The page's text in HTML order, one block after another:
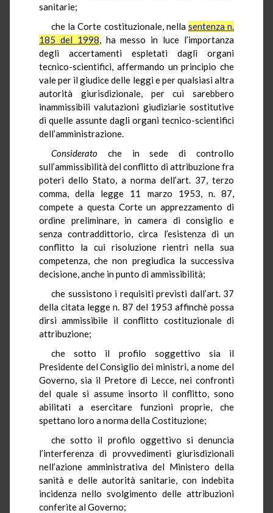
sanitarie;
che la Corte costituzionale, nella sentenza n.
185 del 1998, ha messo in luce l’importanza
degli accertamenti espletati dagli organi
tecnico-scientifici, affermando un principio che
vale per il giudice delle leggi e per qualsiasi altra
autorità giurisdizionale, per cui sarebbero
inammissibili valutazioni giudiziarie sostitutive
di quelle assunte dagli organi tecnico-scientifici
dell’amministrazione.
Considerato che in sede di controllo
sull’ammissibilità del conflitto di attribuzione fra
poteri dello Stato, a norma dell’art. 37, terzo
comma, della legge 11 marzo 1953, n. 87,
compete a questa Corte un apprezzamento di
ordine preliminare, in camera di consiglio e
senza contraddittorio, circa l’esistenza di un
conflitto la cui risoluzione rientri nella sua
competenza, che non pregiudica la successiva
decisione, anche in punto di ammissibilità;
che sussistono i requisiti previsti dall’art. 37
della citata legge n. 87 del 1953 affinchè possa
dirsi ammissibile il conflitto costituzionale di
attribuzione;
che sotto il profilo soggettivo sia il
Presidente del Consiglio dei ministri, a nome del
Governo, sia il Pretore di Lecce, nei confronti
del quale si assume insorto il conflitto, sono
abilitati a esercitare funzioni proprie, che
spettano loro a norma della Costituzione;
che sotto il profilo oggettivo si denuncia
l’interferenza di provvedimenti giurisdizionali
nell’azione amministrativa del Ministero della
sanità e delle autorità sanitarie, con indebita
incidenza nello svolgimento delle attribuzioni
conferite al Governo;